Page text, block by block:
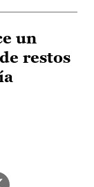
un
restos